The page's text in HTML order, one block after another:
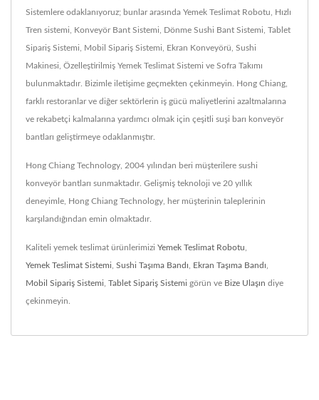
Sistemlere odaklanıyoruz; bunlar arasında Yemek Teslimat Robotu, Hızlı
Tren sistemi, Konveyör Bant Sistemi, Dönme Sushi Bant Sistemi, Tablet
Sipariş Sistemi, Mobil Sipariş Sistemi, Ekran Konveyörü, Sushi
Makinesi, Özelleştirilmiş Yemek Teslimat Sistemi ve Sofra Takımı
bulunmaktadır. Bizimle iletişime geçmekten çekinmeyin. Hong Chiang,
farklı restoranlar ve diğer sektörlerin iş gücü maliyetlerini azaltmalarına
ve rekabetçi kalmalarına yardımcı olmak için çeşitli suşi barı konveyör
bantları geliştirmeye odaklanmıştır.
Hong Chiang Technology, 2004 yılından beri müşterilere sushi
konveyör bantları sunmaktadır. Gelişmiş teknoloji ve 20 yıllık
deneyimle, Hong Chiang Technology, her müşterinin taleplerinin
karşılandığından emin olmaktadır.
Kaliteli yemek teslimat ürünlerimizi Yemek Teslimat Robotu,
Yemek Teslimat Sistemi, Sushi Taşıma Bandı, Ekran Taşıma Bandı,
Mobil Sipariş Sistemi, Tablet Sipariş Sistemi görün ve Bize Ulaşın diye
çekinmeyin.